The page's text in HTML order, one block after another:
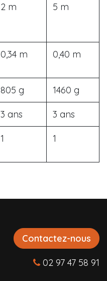
2 m 5 m
0,34 m 0,40 m
805 g 1460 g
3 ans 3 ans
1 1
Contactez-nous
02 97 47 58 91